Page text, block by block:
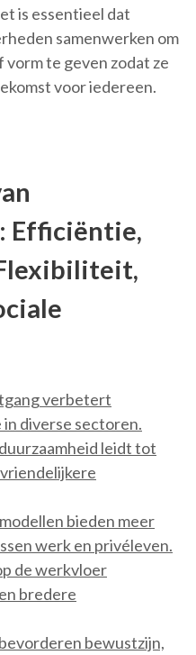
is essentieel dat
samenwerken om
te geven zodat ze
voor iedereen.
Efficiëntie,
verbetert
diverse sectoren.
leidt tot
bieden meer
werk en privéleven.
de werkvloer
bredere
bewustzijn,